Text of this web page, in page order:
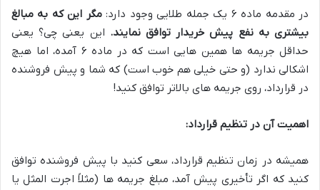
در مقدمه ماده ۶ یک جمله طلایی وجود دارد:
مگر این که به مبالغ
بیشتری به نفع پیش خریدار توافق نمایند. این یعنی چی؟ یعنی
حداقل جریمه ها همین هایی است که در ماده ۶ آمده، اما هیچ
اشکالی ندارد (و حتی خیلی هم خوب است) که شما و پیش فروشنده
در قرارداد، روی جریمه های بالاتر توافق کنید!
اهمیت آن در تنظیم قرارداد:
همیشه در زمان تنظیم قرارداد، سعی کنید با پیش فروشنده توافق
کنید که اگر تأخیری پیش آمد، مبلغ جریمه ها (مثلاً اجرت المثل یا